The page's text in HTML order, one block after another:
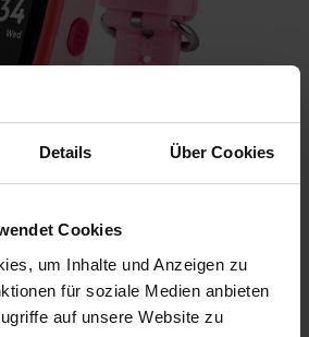
Details Über Cookies
Cookies
um Inhalte und Anzeigen zu
für soziale Medien anbieten
auf unsere Website zu
GPS-Uhr mit SOS-Taste